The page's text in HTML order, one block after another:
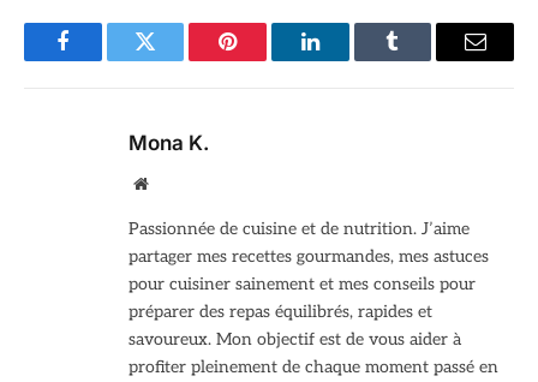
FacebookTwitter Pinterest LinkedInTumblr Email
Mona K.
Site
Passionnée de cuisine et de nutrition. J’aime
partager mes recettes gourmandes, mes astuces
pour cuisiner sainement et mes conseils pour
préparer des repas équilibrés, rapides et
savoureux. Mon objectif est de vous aider à
profiter pleinement de chaque moment passé en